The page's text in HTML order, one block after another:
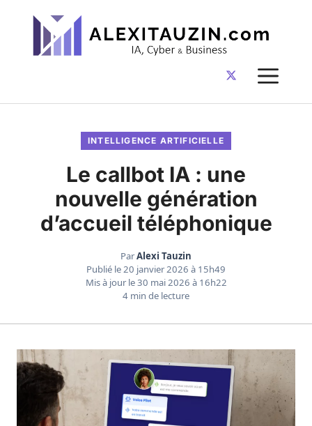
contenu
INTELLIGENCE ARTIFICIELLE
Le callbot IA : une
nouvelle génération
d’accueil téléphonique
ParAlexi Tauzin
Publié le20 janvier 2026 à 15h49
Mis à jour le30 mai 2026 à 16h22
4 min de lecture